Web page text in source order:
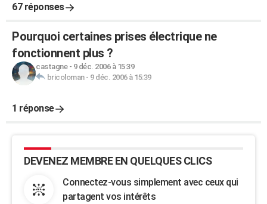
67 réponses
Pourquoi certaines prises électrique ne
fonctionnent plus ?
castagne- 9 déc. 2006 à 15:39
bricoloman- 9 déc. 2006 à 15:39
1 réponse
DEVENEZ MEMBRE EN QUELQUES CLICS
Connectez-vous simplement avec ceux qui
partagent vos intérêts